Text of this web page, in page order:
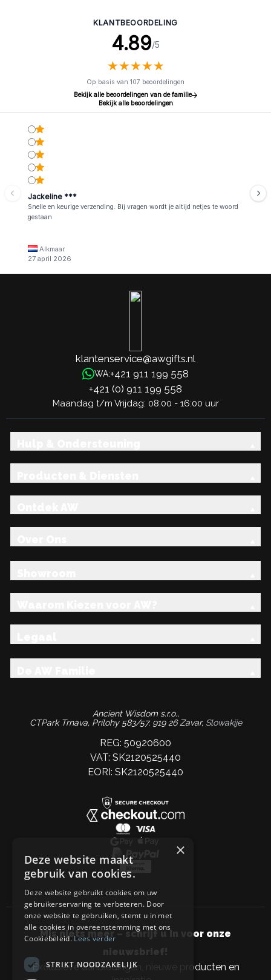
KLANTBEOORDELING
4.89/5
★★★★★
★★★★★
Op basis van 107 beoordelingen
Bekijk alle beoordelingen van de familie
Bekijk alle beoordelingen
Jackeline ***
Snelle en keurige verzending. Bij vragen wordt je altijd netjes te woord
gestaan
Alkmaar
27 april 2026
klantenservice@awgifts.nl
WA:+421 911 199 558
+421 (0) 911 199 558
Maandag t/m Vrijdag: 08:00 - 16:00 uur
Ancient Wisdom s.r.o.,
CTPark Trnava, Prílohy 583/57, 919 26 Zavar, Slowakije
REG: 50920600
VAT: SK2120525440
EORI: SK2120525440
Mis niets meer – schrijf u in voor onze
nieuwsbrief!
Exclusieve aanbiedingen, nieuwe producten en
×
Deze website maakt
gebruik van cookies.
Deze website gebruikt cookies om uw
gebruikerservaring te verbeteren. Door
onze website te gebruiken, stemt u in met
alle cookies in overeenstemming met ons
Cookiebeleid.Lees verder
STRIKT NOODZAKELIJK